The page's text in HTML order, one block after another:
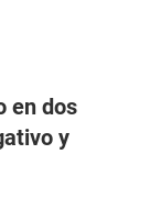
en dos
y